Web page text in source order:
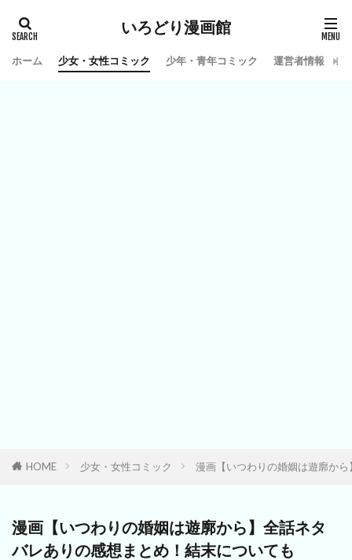
いろどり漫画館
ホーム 少女・女性コミック 少年・青年コミック 運営者情報
HOME 少女・女性コミック 漫画【いつわりの婚姻は遊廓か
漫画【いつわりの婚姻は遊廓から】全話ネタ
バレありの感想まとめ！結末についても